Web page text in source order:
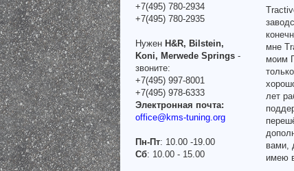
+7(495) 780-2934
+7(495) 780-2935
Нужен H&R, Bilstein,
Koni, Merwede Springs -
звоните:
+7(495) 997-8001
+7(495) 978-6333
Электронная почта:
office@kms-tuning.org
Пн-Пт: 10.00 -19.00
Сб: 10.00 - 15.00
мне
моим
лет
вами,
имею